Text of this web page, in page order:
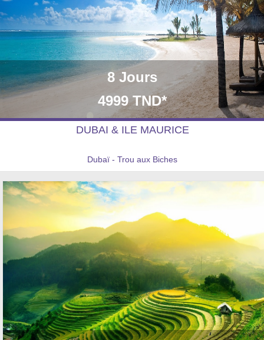
8 Jours
4999 TND*
DUBAI & ILE MAURICE
Dubaï - Trou aux Biches